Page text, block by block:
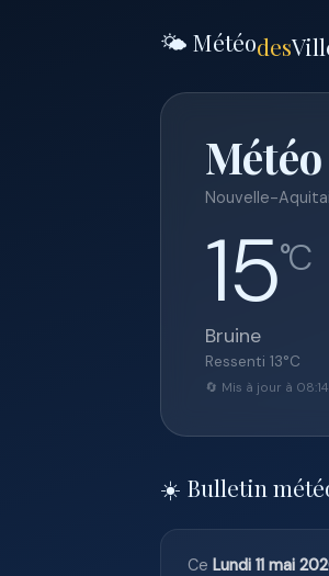
🌤️ Météodes
Nouvelle-
15°C
Bruine
Ressenti 13°C
🔄 Mis à jour à 08:14
☀️ Bulletin
Ce Lundi 11 mai